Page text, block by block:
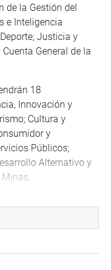
de la Gestión del
e Inteligencia
Justicia y
General de la
18
Innovación y
Cultura y
y
Públicos;
Alternativo y
Familia; Producción,
Pueblos